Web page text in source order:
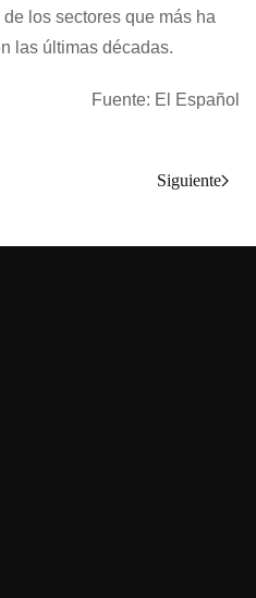
los sectores que más ha
las últimas décadas.
Fuente: El Español
Siguiente